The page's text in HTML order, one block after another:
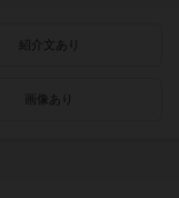
紹介文あり
画像あり